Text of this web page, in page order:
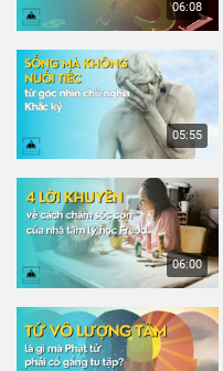
06:08
05:55
06:00